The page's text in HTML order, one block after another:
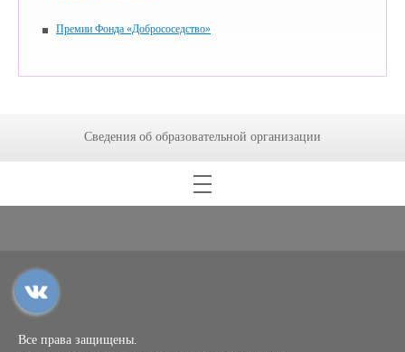
Премии Фонда «Добрососедство»
Сведения об образовательной организации
Все права защищены.